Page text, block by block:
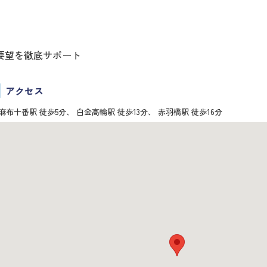
を徹底サポート
アクセス
布十番駅 徒歩5分、 白金高輪駅 徒歩13分、 赤羽橋駅 徒歩16分